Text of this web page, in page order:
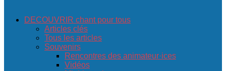
DECOUVRIR chant pour tous
Articles clés
Tous les articles
Souvenirs
Rencontres des animateur·ices
Vidéos